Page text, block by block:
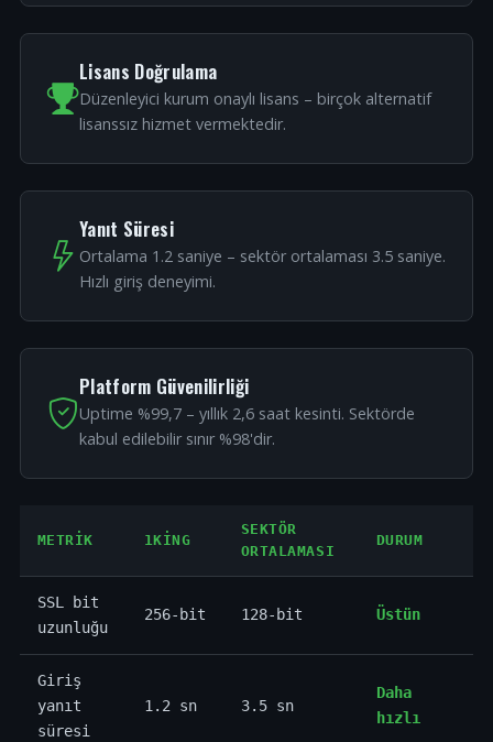
Lisans Doğrulama
Düzenleyici kurum onaylı lisans – birçok alternatif
lisanssız hizmet vermektedir.
Yanıt Süresi
Ortalama 1.2 saniye – sektör ortalaması 3.5 saniye.
Hızlı giriş deneyimi.
Platform Güvenilirliği
Uptime %99,7 – yıllık 2,6 saat kesinti. Sektörde
kabul edilebilir sınır %98'dir.
METRIK 1KING
SEKTÖR
ORTALAMASI
DURUM
SSL bit
uzunluğu
256-bit 128-bit Üstün
Giriş
yanıt
süresi
1.2 sn 3.5 sn
Daha
hızlı